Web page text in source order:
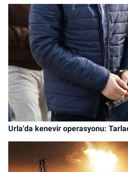
Urla'da kenevir operasyonu: